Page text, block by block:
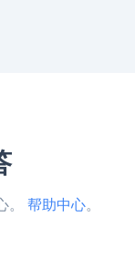
帮助中心。